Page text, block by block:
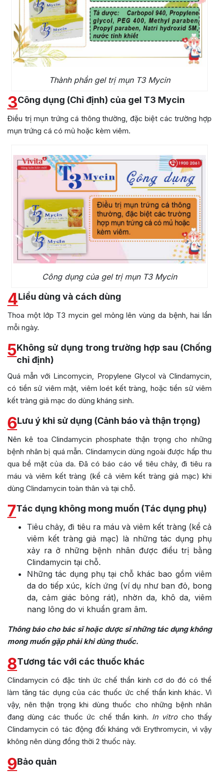
Thành phần gel trị mụn T3 Mycin
3Công dụng (Chỉ định) của gel T3 Mycin
Điều trị mụn trứng cá thông thường, đặc biệt các trường hợp
mụn trứng cá có mủ hoặc kèm viêm.
Công dụng của gel trị mụn T3 Mycin
4Liều dùng và cách dùng
Thoa một lớp T3 mycin gel mỏng lên vùng da bệnh, hai lần
mỗi ngày.
5Không sử dụng trong trường hợp sau (Chống
chỉ định)
Quá mẫn với Lincomycin, Propylene Glycol và Clindamycin,
có tiền sử viêm mật, viêm loét kết tràng, hoặc tiền sử viêm
kết tràng giả mạc do dùng kháng sinh.
6Lưu ý khi sử dụng (Cảnh báo và thận trọng)
Nên kê toa Clindamycin phosphate thận trọng cho những
bệnh nhân bị quá mẫn. Clindamycin dùng ngoài được hấp thu
qua bề mặt của da. Đã có báo cáo về tiêu chảy, đi tiêu ra
máu và viêm kết tràng (kể cả viêm kết tràng giả mạc) khi
dùng Clindamycin toàn thân và tại chỗ.
7Tác dụng không mong muốn (Tác dụng phụ)
Tiêu chảy, đi tiêu ra máu và viêm kết tràng (kể cả
viêm kết tràng giả mạc) là những tác dụng phụ
xảy ra ở những bệnh nhân được điều trị bằng
Clindamycin tại chỗ.
Những tác dụng phụ tại chỗ khác bao gồm viêm
da do tiếp xúc, kích ứng (ví dụ như ban đỏ, bong
da, cảm giác bỏng rát), nhờn da, khô da, viêm
nang lông do vi khuẩn gram âm.
Thông báo cho bác sĩ hoặc dược sĩ những tác dụng không
mong muốn gặp phải khi dùng thuốc.
8Tương tác với các thuốc khác
Clindamycin có đặc tính ức chế thần kinh cơ do đó có thể
làm tăng tác dụng của các thuốc ức chế thần kinh khác. Vì
vậy, nên thận trọng khi dùng thuốc cho những bệnh nhân
đang dùng các thuốc ức chế thần kinh. In vitrocho thấy
Clindamycin có tác động đối kháng với Erythromycin, vì vậy
không nên dùng đồng thời 2 thuốc này.
9Bảo quản